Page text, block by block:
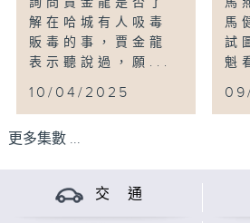
解在哈城有人吸毒
販毒的事，賈金龍
表示聽說過，願...
10/04/2025
馬
試
魁
更多集數 ...
交 通